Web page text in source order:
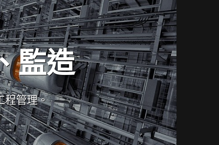
監造
程管理。